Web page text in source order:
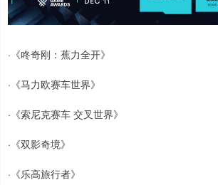
·《咚奇刚：蕉力全开》
·《马力欧赛车世界》
·《索尼克赛车 交叉世界》
·《双影奇境》
·《乐高旅行者》